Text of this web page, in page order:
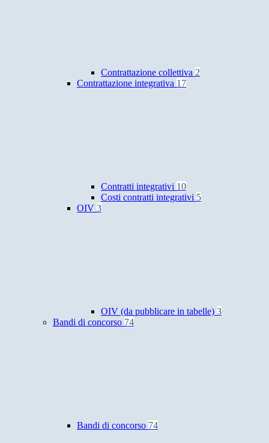
Contrattazione collettiva 2
Contrattazione integrativa 17
Contratti integrativi 10
Costi contratti integrativi 5
OIV 3
OIV (da pubblicare in tabelle) 3
Bandi di concorso 74
Bandi di concorso 74